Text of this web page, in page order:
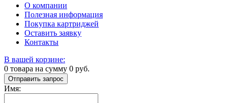
О компании
Полезная информация
Покупка картриджей
Оставить заявку
Контакты
В вашей корзине:
0 товара на сумму 0 руб.
Отправить запрос
Имя: